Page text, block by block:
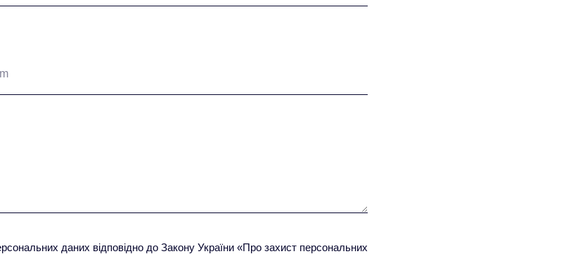
даних відповідно до Закону України «Про захист персональних